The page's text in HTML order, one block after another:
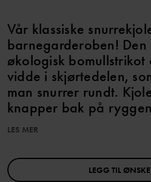
Vår klassiske
barnegarderoben! Den
økologisk bomullstrikot
vidde i skjørtedelen,
man snurrer rundt.
knapper bak på
Plagget kan søskenmatches!
LES MER
LEGG TIL